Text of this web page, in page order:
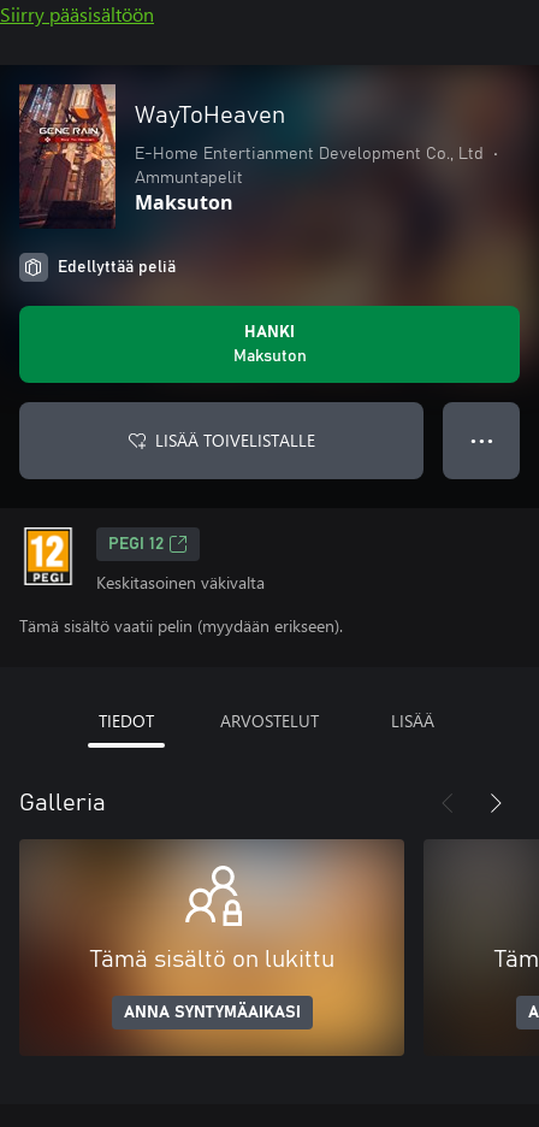
Siirry pääsisältöön
WayToHeaven
E-Home Entertianment Development Co., Ltd
•
Ammuntapelit
Maksuton
Edellyttää peliä
HANKI
Maksuton
LISÄÄ TOIVELISTALLE ● ● ●
PEGI 12
Keskitasoinen väkivalta
Tämä sisältö vaatii pelin (myydään erikseen).
TIEDOT ARVOSTELUT LISÄÄ
Galleria
Tämä sisältö on lukittu
ANNA SYNTYMÄAIKASI